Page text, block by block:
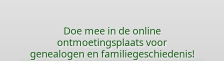
Doe mee in de online
ontmoetingsplaats voor
genealogen en familiegeschiedenis!